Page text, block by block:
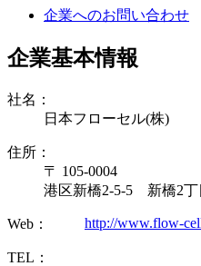
企業へのお問い合わせ
企業基本情報
社名：
日本フローセル(株)
住所：
〒 105-0004
港区新橋2-5-5 新橋2丁
Web： http://www.flow-
TEL：